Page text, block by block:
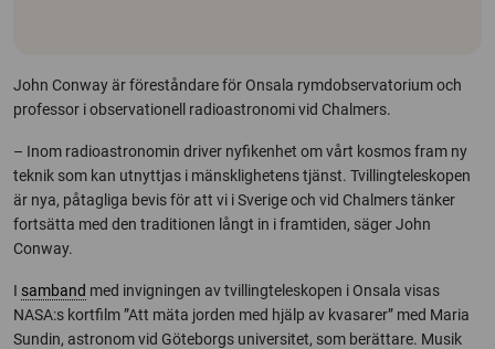
John Conway är föreståndare för Onsala rymdobservatorium och
professor i observationell radioastronomi vid Chalmers.
– Inom radioastronomin driver nyfikenhet om vårt kosmos fram ny
teknik som kan utnyttjas i mänsklighetens tjänst. Tvillingteleskopen
är nya, påtagliga bevis för att vi i Sverige och vid Chalmers tänker
fortsätta med den traditionen långt in i framtiden, säger John
Conway.
I samband med invigningen av tvillingteleskopen i Onsala visas
NASA:s kortfilm ”Att mäta jorden med hjälp av kvasarer” med Maria
Sundin, astronom vid Göteborgs universitet, som berättare. Musik